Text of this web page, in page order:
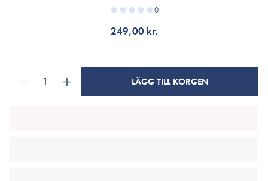
0
249,00 kr.
1 LÄGG TILL KORGEN